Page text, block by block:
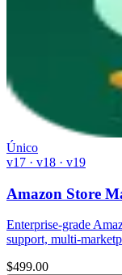
Único
v17 · v18 · v19
Amazon Store
Enterprise-grade
support, multi-
$499.00